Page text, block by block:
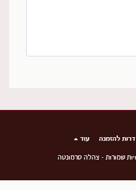
להזמנה עוד
צהלה סרמונטה